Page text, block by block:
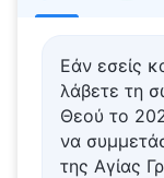
Εάν εσείς
λάβετε τη
Θεού το
να
της Αγίας